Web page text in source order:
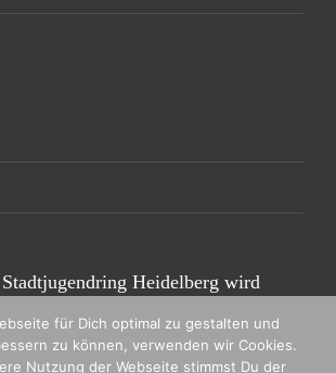
Heidelberg wird
für Dich optimal zu gestalten und
zu können, verwenden wir Cookies.
Nutzung der Webseite stimmst Du der